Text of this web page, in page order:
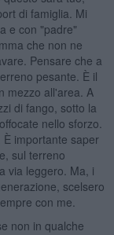
di famiglia. Mi
e con "padre"
che non ne
Pensare che a
pesante. È il
mezzo all'area. A
di fango, sotto la
nello sforzo.
importante saper
sul terreno
via leggero. Ma, i
scelsero
con me.
non in qualche